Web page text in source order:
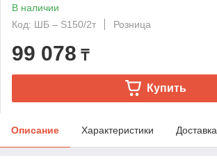
В наличии
Код: ШБ – S150/2т
Розница
99 078 ₸
Купить
Описание Характеристики Доставка